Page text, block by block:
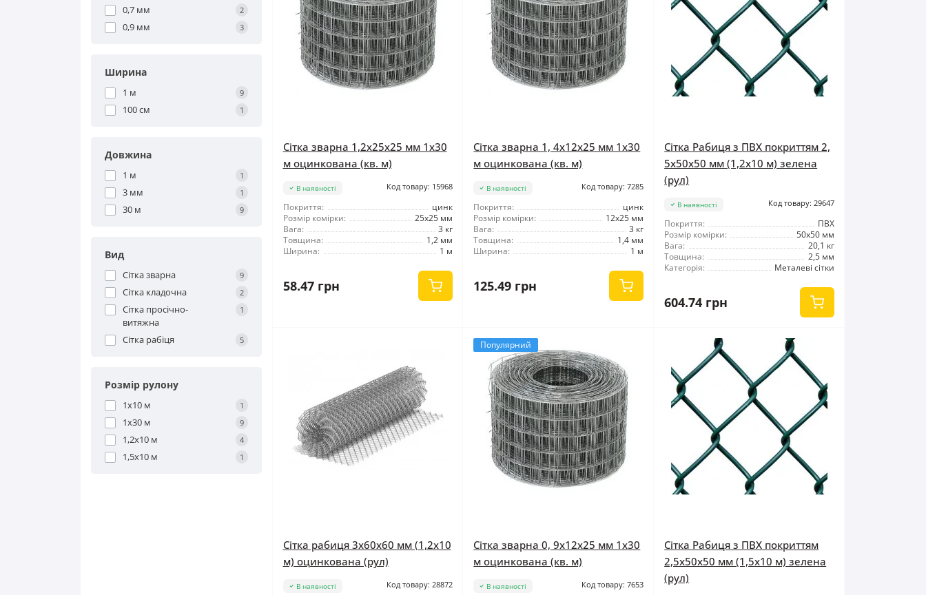
0,7 мм 2
0,9 мм 3
Ширина
1 м 9
100 см 1
Довжина
1 м 1
3 мм 1
30 м 9
Вид
Сітка зварна 9
Сітка кладочна 2
Сітка просічно-
витяжна
1
Сітка рабіця 5
Розмір рулону
1x10 м 1
1x30 м 9
1,2x10 м 4
1,5x10 м 1
Сітка зварна 1,2x25x25 мм 1x30
м оцинкована (кв. м)
В наявності Код товару: 15968
Покриття:
цинк
Розмір комірки:
25x25 мм
Вага:
3 кг
Товщина:
1,2 мм
Ширина:
1 м
58.47 грн
Сітка зварна 1, 4x12x25 мм 1x30
м оцинкована (кв. м)
В наявності Код товару: 7285
Покриття:
цинк
Розмір комірки:
12x25 мм
Вага:
3 кг
Товщина:
1,4 мм
Ширина:
1 м
125.49 грн
Сітка Рабиця з ПВХ покриттям 2,
5x50x50 мм (1,2x10 м) зелена
(рул)
В наявності Код товару: 29647
Покриття:
ПВХ
Розмір комірки:
50x50 мм
Вага:
20,1 кг
Товщина:
2,5 мм
Категорія:
Металеві сітки
604.74 грн
Сітка рабиця 3x60x60 мм (1,2x10
м) оцинкована (рул)
В наявності Код товару: 28872
Популярний
Сітка зварна 0, 9x12x25 мм 1x30
м оцинкована (кв. м)
В наявності Код товару: 7653
Сітка Рабиця з ПВХ покриттям
2,5x50x50 мм (1,5x10 м) зелена
(рул)